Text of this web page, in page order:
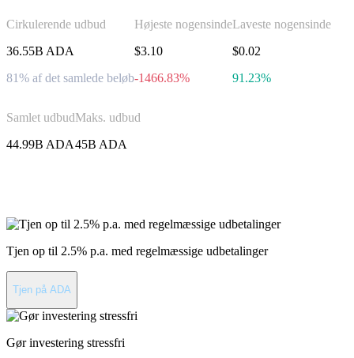
Cirkulerende udbud
36.55B ADA
81% af det samlede beløb
Højeste nogensinde
$3.10
-1466.83%
Laveste nogensinde
$0.02
91.23%
Samlet udbud
44.99B ADA
Maks. udbud
45B ADA
Tjen op til 2.5% p.a. med regelmæssige udbetalinger
Tjen på ADA
Gør investering stressfri